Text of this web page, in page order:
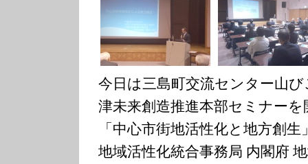
今日は三島町交流センター山
津未来創造推進本部セミナー
「中心市街地活性化と地方創
地域活性化統合事務局 内閣府